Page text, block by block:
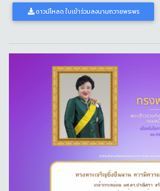
ดาวน์โหลด ใบเข้าร่วมลงนามถวายพระพร